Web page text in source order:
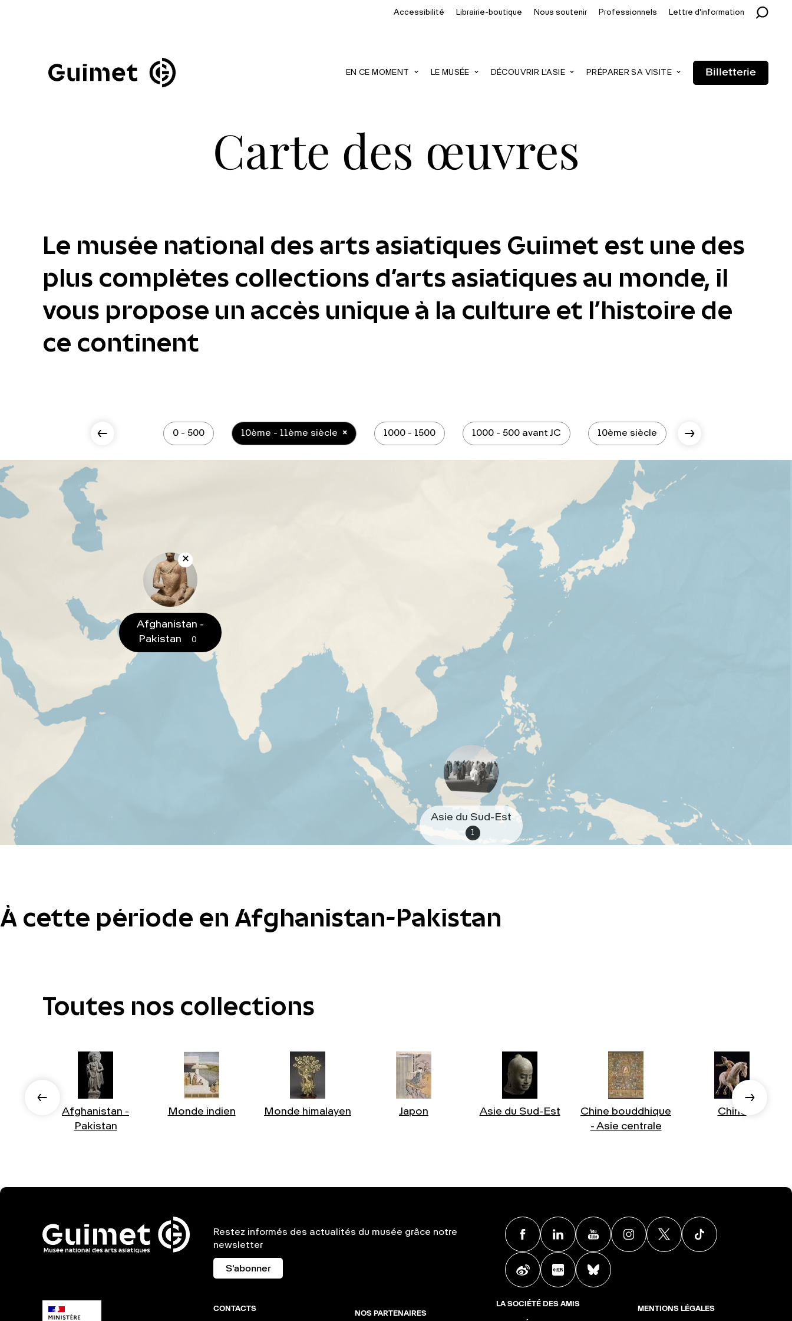
EN CE MOMENT LE MUSÉE DÉCOUVRIR L'ASIE PRÉPARER SA VISITE Billetterie
Accessibilité Librairie-boutique Nous soutenir Professionnels Lettre d'information
Carte des œuvres
Le musée national des arts asiatiques Guimet est une des
plus complètes collections d'arts asiatiques au monde, il
vous propose un accès unique à la culture et l’histoire de
ce continent
0 - 500 10ème - 11ème siècle 1000 - 1500 1000 - 500 avant JC 10ème siècle 10ème siècle -
Asie du Sud-Est
Afghanistan -
Pakistan
0
À cette période en Afghanistan-Pakistan
Toutes nos collections
Afghanistan -
Pakistan
Monde indien Monde himalayen Japon Asie du Sud-Est
Chine bouddhique
- Asie centrale
Chine
Restez informés des actualités du musée grâce notre
newsletter
S'abonner
FacebookLinkedin Youtube Instagram
Weibo Xiaohongshu
CONTACTS
NOS PARTENAIRES
LA SOCIÉTÉ DES AMIS
MENTIONS LÉGALES